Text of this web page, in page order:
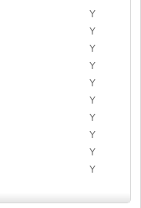
Y
Y
Y
Y
Y
Y
Y
Y
Y
Y